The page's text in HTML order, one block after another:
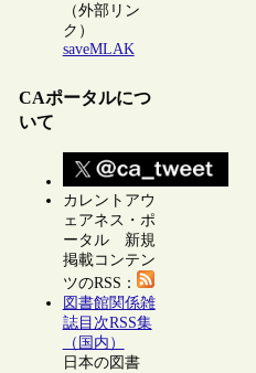
（外部リン
ク）
saveMLAK
CAポータルにつ
いて
カレントアウ
ェアネス・ポ
ータル 新規
掲載コンテン
ツのRSS：
図書館関係雑
誌目次RSS集
（国内）
日本の図書